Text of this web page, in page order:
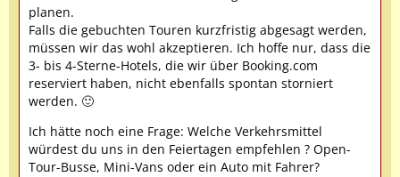
planen.
Falls die gebuchten Touren kurzfristig abgesagt werden,
müssen wir das wohl akzeptieren. Ich hoffe nur, dass die
3- bis 4-Sterne-Hotels, die wir über Booking.com
reserviert haben, nicht ebenfalls spontan storniert
werden. 🙂
Ich hätte noch eine Frage: Welche Verkehrsmittel
würdest du uns in den Feiertagen empfehlen ? Open-
Tour-Busse, Mini-Vans oder ein Auto mit Fahrer?